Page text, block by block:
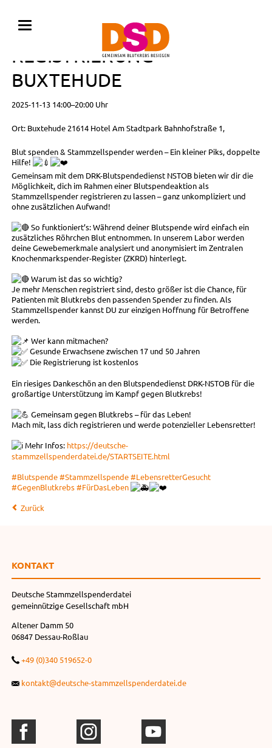
BLUTSPENDE MIT
REGISTRIERUNG •
BUXTEHUDE
2025-11-13 14:00–20:00 Uhr
Ort: Buxtehude 21614 Hotel Am Stadtpark Bahnhofstraße 1,
Blut spenden & Stammzellspender werden – Ein kleiner Piks, doppelte
Hilfe!
Gemeinsam mit dem DRK-Blutspendedienst NSTOB bieten wir dir die
Möglichkeit, dich im Rahmen einer Blutspendeaktion als
Stammzellspender registrieren zu lassen – ganz unkompliziert und
ohne zusätzlichen Aufwand!
So funktioniert’s: Während deiner Blutspende wird einfach ein
zusätzliches Röhrchen Blut entnommen. In unserem Labor werden
deine Gewebemerkmale analysiert und anonymisiert im Zentralen
Knochenmarkspender-Register (ZKRD) hinterlegt.
Warum ist das so wichtig?
Je mehr Menschen registriert sind, desto größer ist die Chance, für
Patienten mit Blutkrebs den passenden Spender zu finden. Als
Stammzellspender kannst DU zur einzigen Hoffnung für Betroffene
werden.
Wer kann mitmachen?
Gesunde Erwachsene zwischen 17 und 50 Jahren
Die Registrierung ist kostenlos
Ein riesiges Dankeschön an den Blutspendedienst DRK-NSTOB für die
großartige Unterstützung im Kampf gegen Blutkrebs!
Gemeinsam gegen Blutkrebs – für das Leben!
Mach mit, lass dich registrieren und werde potenzieller Lebensretter!
Mehr Infos: https://deutsche-
stammzellspenderdatei.de/STARTSEITE.html
#Blutspende#Stammzellspende#LebensretterGesucht
#GegenBlutkrebs#FürDasLeben
Zurück
KONTAKT
Deutsche Stammzellspenderdatei
gemeinnützige Gesellschaft mbH
Altener Damm 50
06847 Dessau-Roßlau
+49 (0)340 519652-0
kontakt@deutsche-stammzellspenderdatei.de